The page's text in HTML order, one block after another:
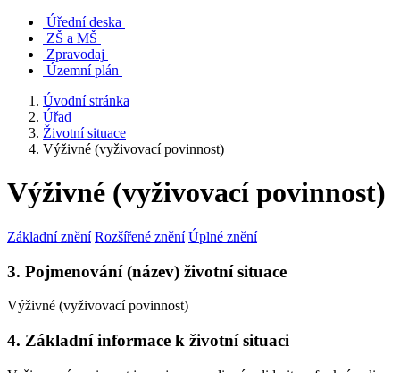
Úřední deska
ZŠ a MŠ
Zpravodaj
Územní plán
Úvodní stránka
Úřad
Životní situace
Výživné (vyživovací povinnost)
Výživné (vyživovací povinnost)
Základní znění Rozšířené znění Úplné znění
3. Pojmenování (název) životní situace
Výživné (vyživovací povinnost)
4. Základní informace k životní situaci